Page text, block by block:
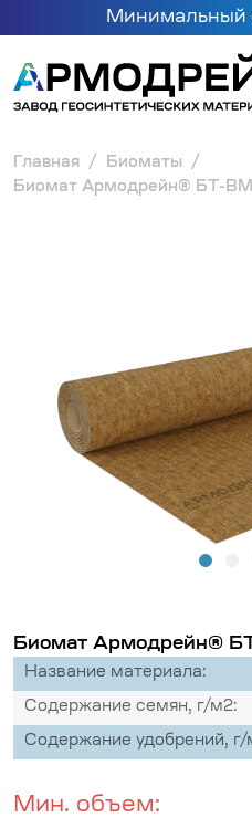
Главная
Биоматы
Биомат Армодрейн® БТ-
Биомат Армодрейн®
Название материала:
Содержание семян, г/м2:
Содержание удобрений, г/
Мин. объем:
Минимальный